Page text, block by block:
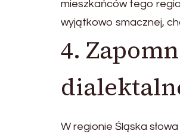
mieszkańców tego
wyjątkowo smacznej,
4.
W regionie Śląska